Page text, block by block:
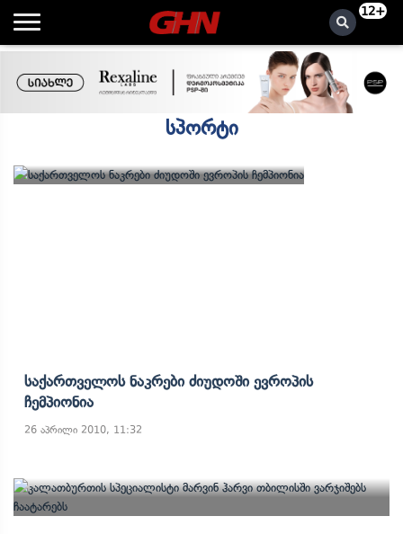
12+
სპორტი
Საქართველოს Ნაკრები Ძიუდოში Ევროპის
Ჩემპიონია
26 აპრილი 2010, 11:32